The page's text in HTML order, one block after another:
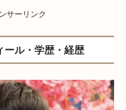
サーリンク
ール・学歴・経歴